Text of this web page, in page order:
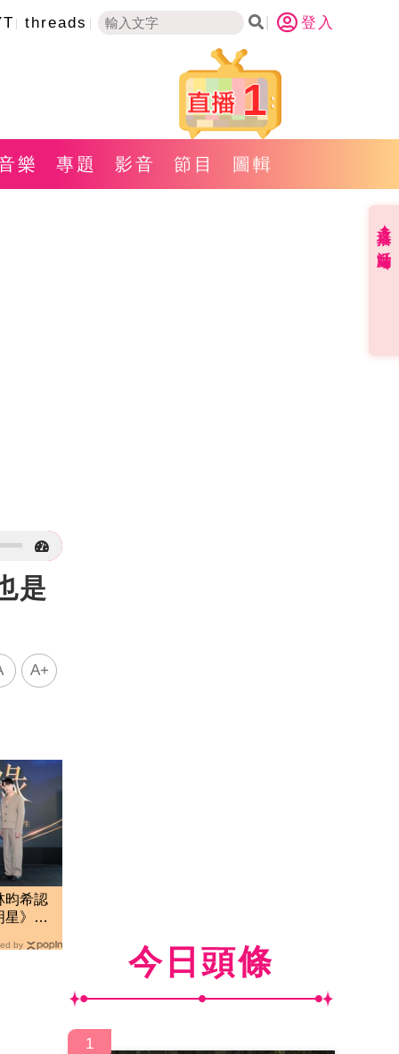
threads 登入
1
樂 專題 影音 節目 圖輯
是
A+
昀希認
星》群
by 今日頭條
1
直播✦活動